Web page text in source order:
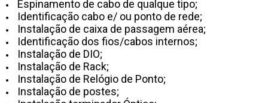
Espinamento de cabo de qualque tipo;
Identificação cabo e/ ou ponto de rede;
Instalação de caixa de passagem aérea;
Identificação dos fios/cabos internos;
Instalação de DIO;
Instalação de Rack;
Instalação de Relógio de Ponto;
Instalação de postes;